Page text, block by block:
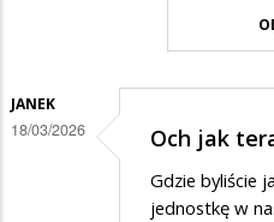
JANEK
18/03/2026 Och jak
Gdzie byliście
jednostkę w